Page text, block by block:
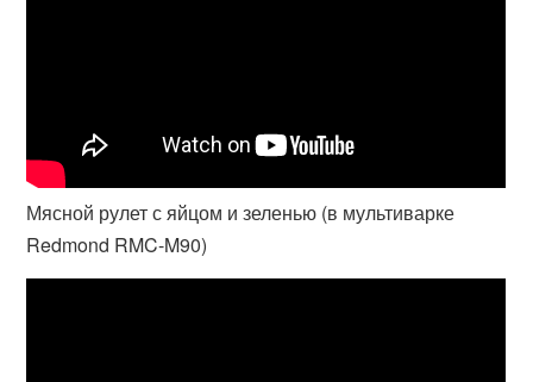
Мясной рулет с яйцом и зеленью (в мультиварке
Redmond RMC-M90)